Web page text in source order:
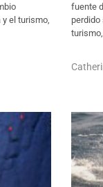
el turismo,
fuente
perdido